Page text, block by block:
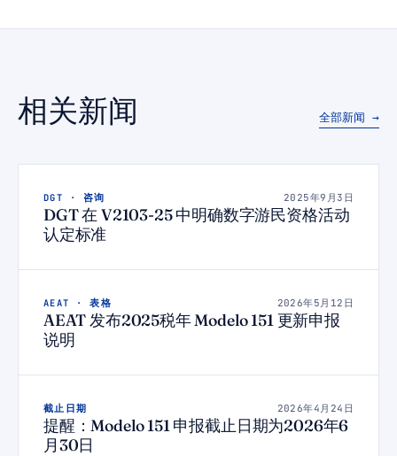
相关新闻 全部新闻 →
DGT · 咨询 2025年9月3日
DGT 在 V2103-25 中明确数字游民资格活动
认定标准
AEAT · 表格 2026年5月12日
AEAT 发布2025税年 Modelo 151 更新申报
说明
截止日期 2026年4月24日
提醒：Modelo 151 申报截止日期为2026年6
月30日